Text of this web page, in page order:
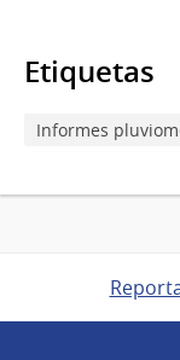
Etiquetas
Informes